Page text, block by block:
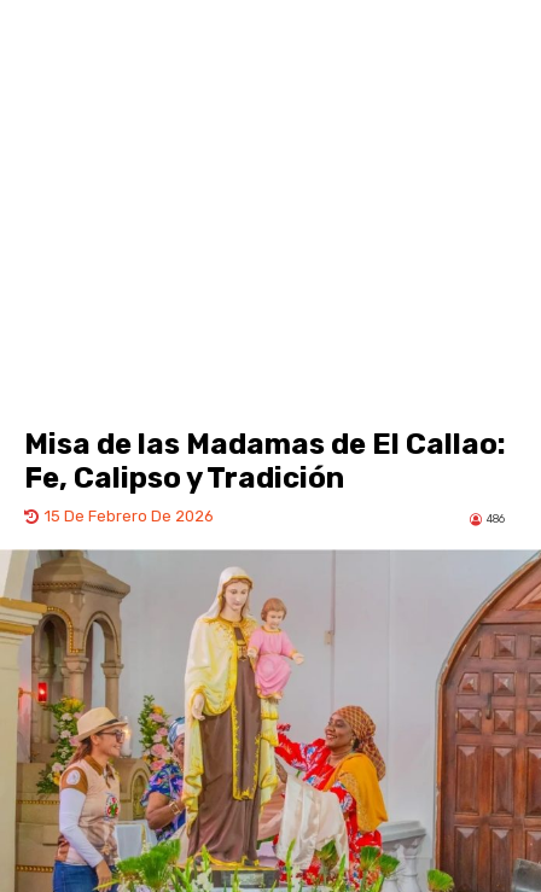
Misa de las Madamas de El Callao:
Fe, Calipso y Tradición
15 De Febrero De 2026 486